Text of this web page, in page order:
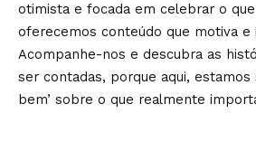
otimista e focada em celebrar o
oferecemos conteúdo que motiva e
Acompanhe-nos e descubra as
ser contadas, porque aqui, estamos
bem’ sobre o que realmente